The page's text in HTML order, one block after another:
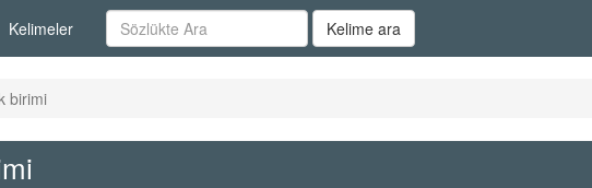
Kelimeler Kelime ara
birimi